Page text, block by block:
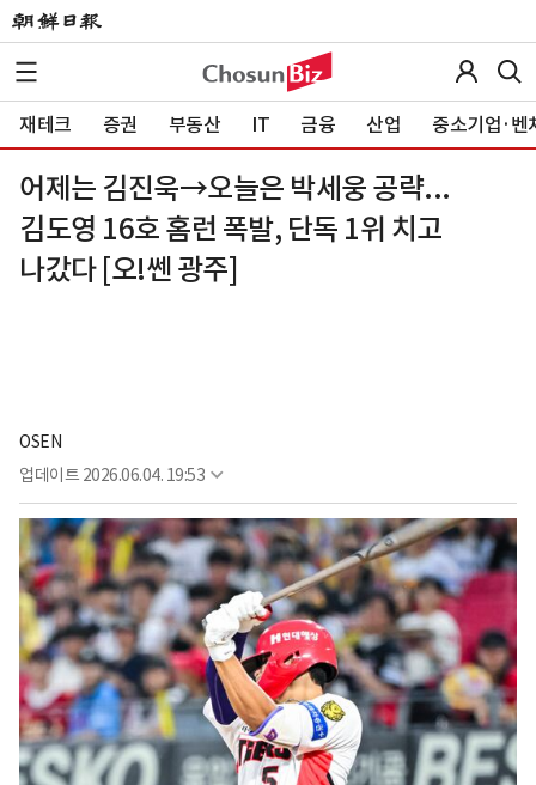
재테크 증권 부동산 IT 금융 산업 중소기업·벤
어제는 김진욱→오늘은 박세웅 공략...
김도영 16호 홈런 폭발, 단독 1위 치고
나갔다 [오!쎈 광주]
OSEN
업데이트 2026.06.04. 19:53